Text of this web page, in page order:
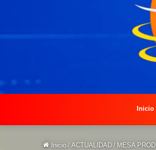
Inicio
Inicio / ACTUALIDAD / MESA